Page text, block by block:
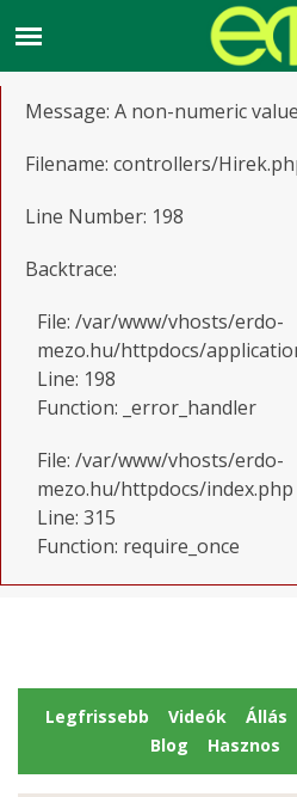
A PHP Error was encountered
Message: A non-numeric
Filename: controllers/
Line Number: 198
Backtrace:
File: /var/www/vhosts/erdo-
mezo.hu/httpdocs/
Line: 198
Function: _error_handler
File: /var/www/vhosts/erdo-
mezo.hu/httpdocs/index.php
Line: 315
Function: require_once
Legfrissebb Videók Állás
Blog
Hasznos